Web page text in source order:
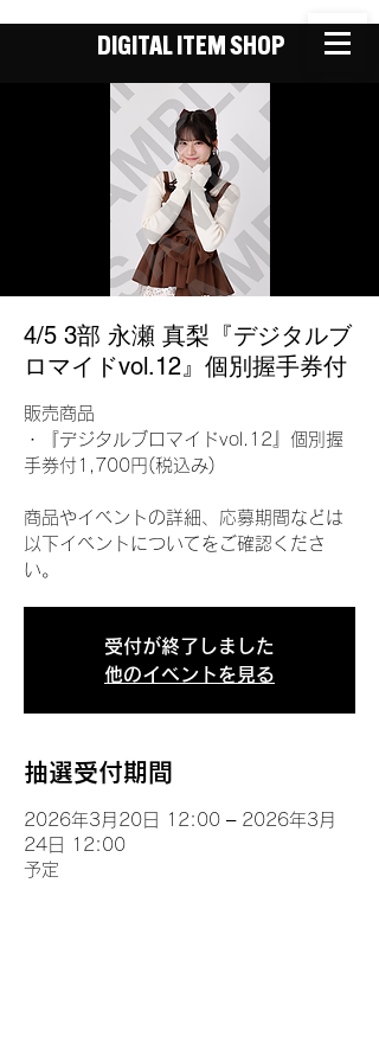
DIGITAL ITEM SHOP
4/5 3部 永瀬 真梨『デジタルブ
ロマイドvol.12』個別握手券付
販売商品
・『デジタルブロマイドvol.12』個別握
手券付1,700円(税込み)
商品やイベントの詳細、応募期間などは
以下イベントについてをご確認くださ
い。
受付が終了しました
他のイベントを見る
抽選受付期間
2026年3月20日 12:00 – 2026年3月
24日 12:00
予定